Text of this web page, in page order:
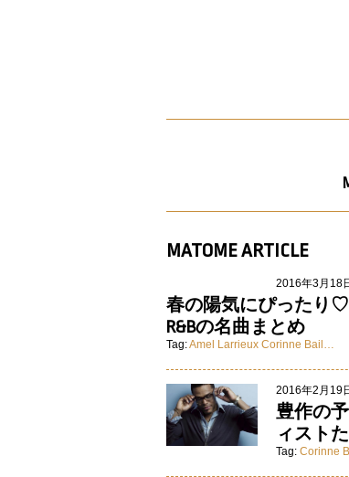
MATOME ARTICLE
2016年3月18
春の陽気にぴったり
R&Bの名曲まとめ
Tag:Amel Larrieux Corinne Bail…
2016年2月19
豊作の予
ィスト
Tag: Corinne